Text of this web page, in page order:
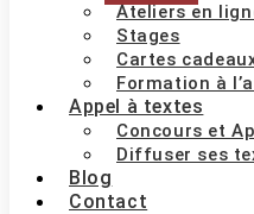
Ateliers en
Stages
Cartes
Formation à
Appel à textes
Concours et
Diffuser ses
Blog
Contact